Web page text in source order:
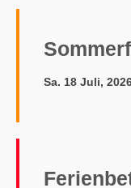
Sa. 18 Juli,